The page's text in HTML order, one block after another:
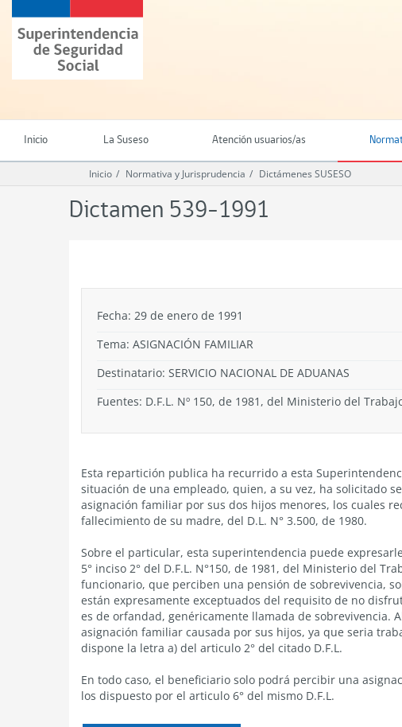
contenido
principal
Superintendencia
de
Seguridad
(SUSESO)
Chile
Inicio La Suseso Atención usuarios/as
Inicio Normativa y Jurisprudencia Dictámenes SUSESO
Dictamen 539-1991
Fecha: 29 de enero de 1991
Tema: ASIGNACIÓN FAMILIAR
Destinatario: SERVICIO NACIONAL DE ADUANAS
Fuentes: D.F.L. Nº 150, de 1981, del Ministerio del
Esta repartición publica ha recurrido a esta
situación de una empleado, quien, a su vez, ha solicitado
asignación familiar por sus dos hijos menores, los cuales
fallecimiento de su madre, del D.L. N° 3.500, de 1980.
Sobre el particular, esta superintendencia puede
5° inciso 2° del D.F.L. N°150, de 1981, del Ministerio del
funcionario, que perciben una pensión de sobrevivencia,
están expresamente exceptuados del requisito de no
es de orfandad, genéricamente llamada de sobrevivencia.
asignación familiar causada por sus hijos, ya que seria
dispone la letra a) del articulo 2° del citado D.F.L.
En todo caso, el beneficiario solo podrá percibir una
los dispuesto por el articulo 6° del mismo D.F.L.